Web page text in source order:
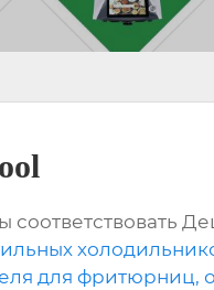
для фритюрниц,